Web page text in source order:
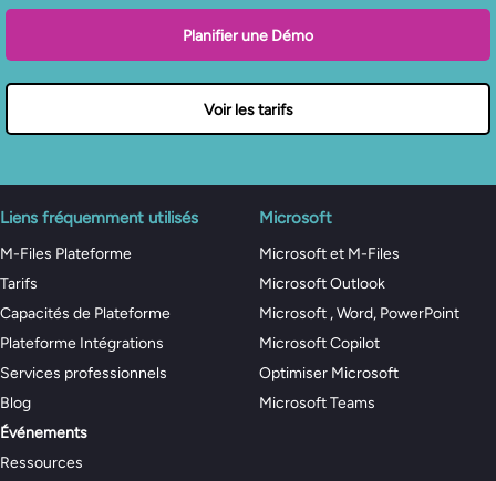
Planifier une Démo
Voir les tarifs
Liens fréquemment utilisés
M-Files Plateforme
Tarifs
Capacités de Plateforme
Plateforme Intégrations
Services professionnels
Blog
Événements
Ressources
Microsoft
Microsoft et M-Files
Microsoft Outlook
Microsoft , Word, PowerPoint
Microsoft Copilot
Optimiser Microsoft
Microsoft Teams